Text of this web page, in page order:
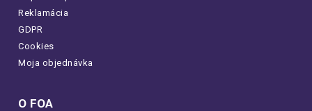
Reklamácia
GDPR
Cookies
Moja objednávka
O FOA